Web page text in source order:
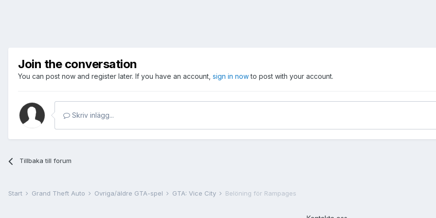
Join the conversation
You can post now and register later. If you have an account, sign in nowto post with your account.
Skriv inlägg...
Tillbaka till forum
Start Grand Theft Auto Övriga/äldre GTA-spel GTA: Vice City Belöning för Rampages